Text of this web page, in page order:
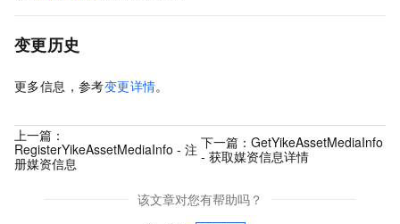
变更历史
更多信息，参考变更详情。
上一篇：
RegisterYikeAssetMediaInfo - 注
册媒资信息
下一篇： GetYikeAssetMediaInfo
- 获取媒资信息详情
该文章对您有帮助吗？